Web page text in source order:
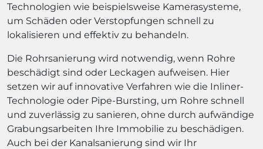
Technologien wie beispielsweise Kamerasysteme,
um Schäden oder Verstopfungen schnell zu
lokalisieren und effektiv zu behandeln.
Die Rohrsanierung wird notwendig, wenn Rohre
beschädigt sind oder Leckagen aufweisen. Hier
setzen wir auf innovative Verfahren wie die Inliner-
Technologie oder Pipe-Bursting, um Rohre schnell
und zuverlässig zu sanieren, ohne durch aufwändige
Grabungsarbeiten Ihre Immobilie zu beschädigen.
Auch bei der Kanalsanierung sind wir Ihr